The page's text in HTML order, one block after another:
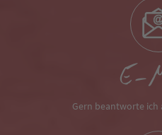
E-
Gern beantworte ich